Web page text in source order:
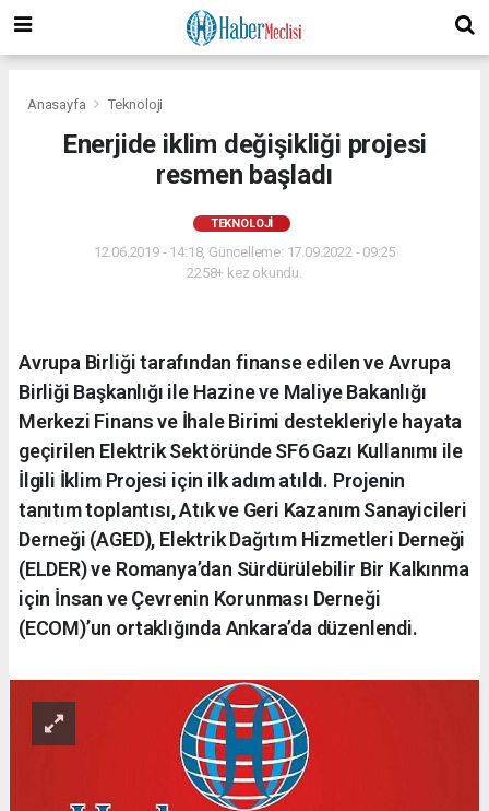
Anasayfa Teknoloji
Enerjide iklim değişikliği projesi
resmen başladı
TEKNOLOJI
12.06.2019 - 14:18, Güncelleme: 17.09.2022 - 09:25
2258+ kez okundu.
Avrupa Birliği tarafından finanse edilen ve Avrupa
Birliği Başkanlığı ile Hazine ve Maliye Bakanlığı
Merkezi Finans ve İhale Birimi destekleriyle hayata
geçirilen Elektrik Sektöründe SF6 Gazı Kullanımı ile
İlgili İklim Projesi için ilk adım atıldı. Projenin
tanıtım toplantısı, Atık ve Geri Kazanım Sanayicileri
Derneği (AGED), Elektrik Dağıtım Hizmetleri Derneği
(ELDER) ve Romanya’dan Sürdürülebilir Bir Kalkınma
için İnsan ve Çevrenin Korunması Derneği
(ECOM)’un ortaklığında Ankara’da düzenlendi.